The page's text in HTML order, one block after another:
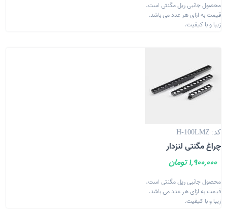
محصول جانبی ریل مگنتی است.
قیمت به ازای هر عدد می باشد.
زیبا و با کیفیت.
کد: H-100LMZ
چراغ مگنتی لنزدار
1,900,000 تومان
محصول جانبی ریل مگنتی است.
قیمت به ازای هر عدد می باشد.
زیبا و با کیفیت.